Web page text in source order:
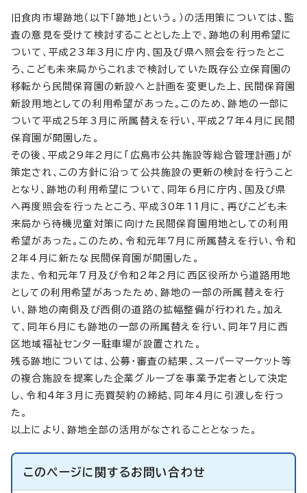
旧食肉市場跡地（以下「跡地」という。）の活用策については、監
査の意見を受けて検討することとした上で、跡地の利用希望に
ついて、平成23年3月に庁内、国及び県へ照会を行ったとこ
ろ、こども未来局からこれまで検討していた既存公立保育園の
移転から民間保育園の新設へと計画を変更した上、民間保育園
新設用地としての利用希望があった。このため、跡地の一部に
ついて平成25年3月に所属替えを行い、平成27年4月に民間
保育園が開園した。
その後、平成29年2月に「広島市公共施設等総合管理計画」が
策定され、この方針に沿って公共施設の更新の検討を行うこと
となり、跡地の利用希望について、同年6月に庁内、国及び県
へ再度照会を行ったところ、平成30年11月に、再びこども未
来局から待機児童対策に向けた民間保育園用地としての利用
希望があった。このため、令和元年7月に所属替えを行い、令和
2年4月に新たな民間保育園が開園した。
また、令和元年7月及び令和2年2月に西区役所から道路用地
としての利用希望があったため、跡地の一部の所属替えを行
い、跡地の南側及び西側の道路の拡幅整備が行われた。加え
て、同年6月にも跡地の一部の所属替えを行い、同年7月に西
区地域福祉センター駐車場が設置された。
残る跡地については、公募・審査の結果、スーパーマーケット等
の複合施設を提案した企業グループを事業予定者として決定
し、令和4年3月に売買契約の締結、同年4月に引渡しを行っ
た。
以上により、跡地全部の活用がなされることとなった。
このページに関するお問い合わせ